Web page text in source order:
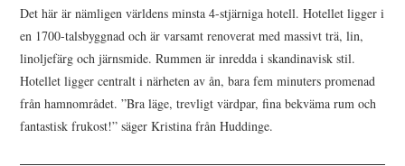
VI SPANAR PÅ
Det här är nämligen världens minsta 4-stjärniga hotell. Hotellet ligger i
en 1700-talsbyggnad och är varsamt renoverat med massivt trä, lin,
linoljefärg och järnsmide. Rummen är inredda i skandinavisk stil.
Hotellet ligger centralt i närheten av ån, bara fem minuters promenad
från hamnområdet. ”Bra läge, trevligt värdpar, fina bekväma rum och
fantastisk frukost!” säger Kristina från Huddinge.